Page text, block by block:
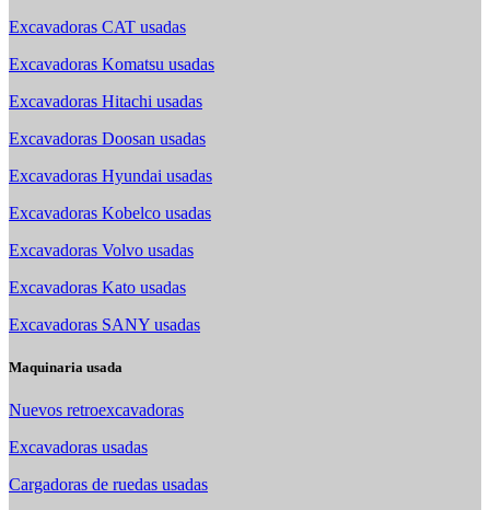
Excavadoras CAT usadas
Excavadoras Komatsu usadas
Excavadoras Hitachi usadas
Excavadoras Doosan usadas
Excavadoras Hyundai usadas
Excavadoras Kobelco usadas
Excavadoras Volvo usadas
Excavadoras Kato usadas
Excavadoras SANY usadas
Maquinaria usada
Nuevos retroexcavadoras
Excavadoras usadas
Cargadoras de ruedas usadas